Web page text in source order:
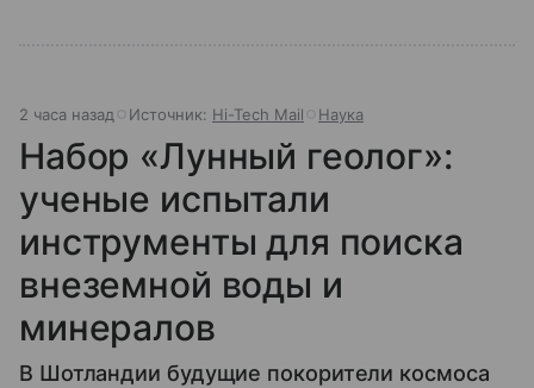
2 часа назад Источник: Hi-Tech Mail Наука
Набор «Лунный геолог»:
ученые испытали
инструменты для поиска
внеземной воды и
минералов
В Шотландии будущие покорители космоса